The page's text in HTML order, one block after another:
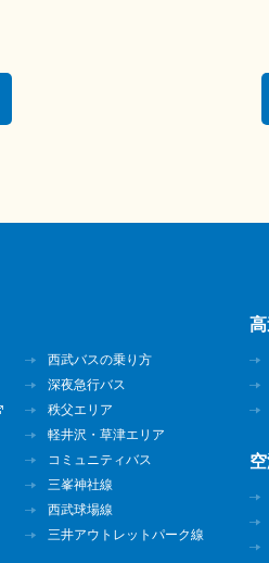
西武バスの乗り方
深夜急行バス
秩父エリア
軽井沢・草津エリア
コミュニティバス
三峯神社線
西武球場線
三井アウトレットパーク線